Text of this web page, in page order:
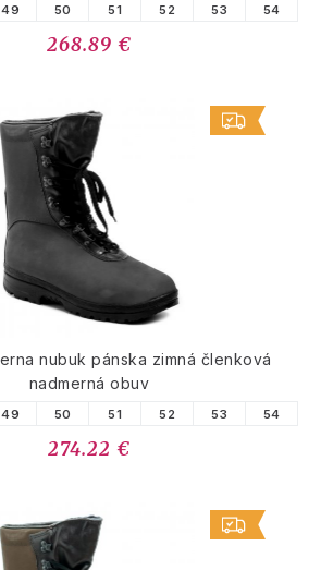
49 50 51 52 53 54
268.89 €
nubuk pánska zimná členková
nadmerná obuv
49 50 51 52 53 54
274.22 €